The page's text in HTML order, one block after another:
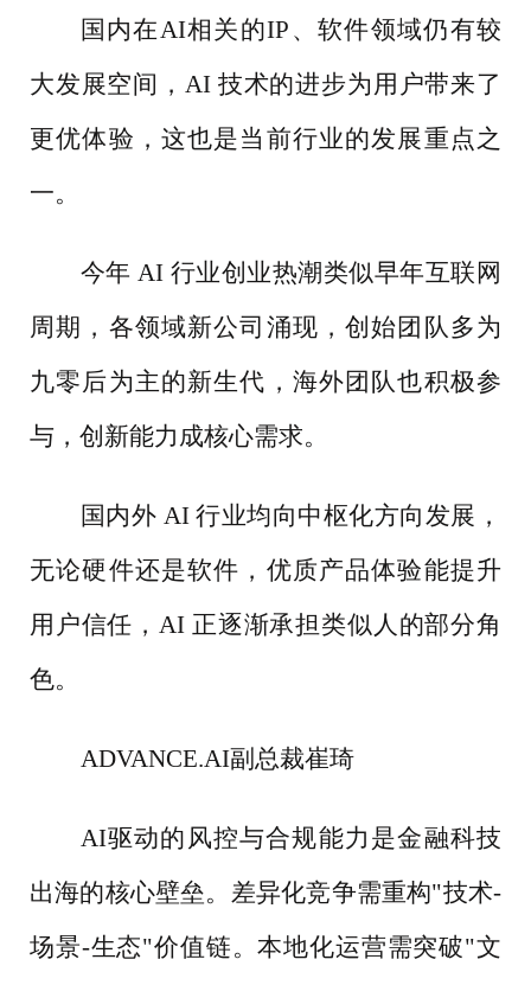
国内在AI相关的IP、软件领域仍有较
大发展空间，AI 技术的进步为用户带来了
更优体验，这也是当前行业的发展重点之
一。
今年 AI 行业创业热潮类似早年互联网
周期，各领域新公司涌现，创始团队多为
九零后为主的新生代，海外团队也积极参
与，创新能力成核心需求。
国内外 AI 行业均向中枢化方向发展，
无论硬件还是软件，优质产品体验能提升
用户信任，AI 正逐渐承担类似人的部分角
色。
ADVANCE.AI副总裁崔琦
AI驱动的风控与合规能力是金融科技
出海的核心壁垒。差异化竞争需重构"技术-
场景-生态"价值链。本地化运营需突破"文